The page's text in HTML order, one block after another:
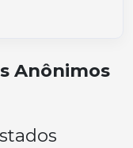
Anônimos